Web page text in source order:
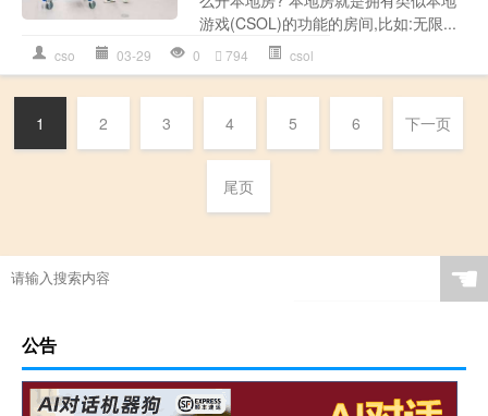
游戏(CSOL)的功能的房间,比如:无限...
cso 03-29 0 794 csol
1 2 3 4 5 6 下一页
尾页
☚
公告